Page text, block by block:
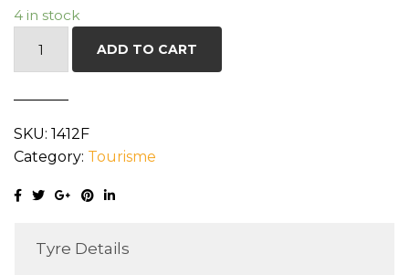
4 in stock
255/40R18
95Y
quantity
ADD TO CART
SKU: 1412F
Category: Tourisme
Tyre Details